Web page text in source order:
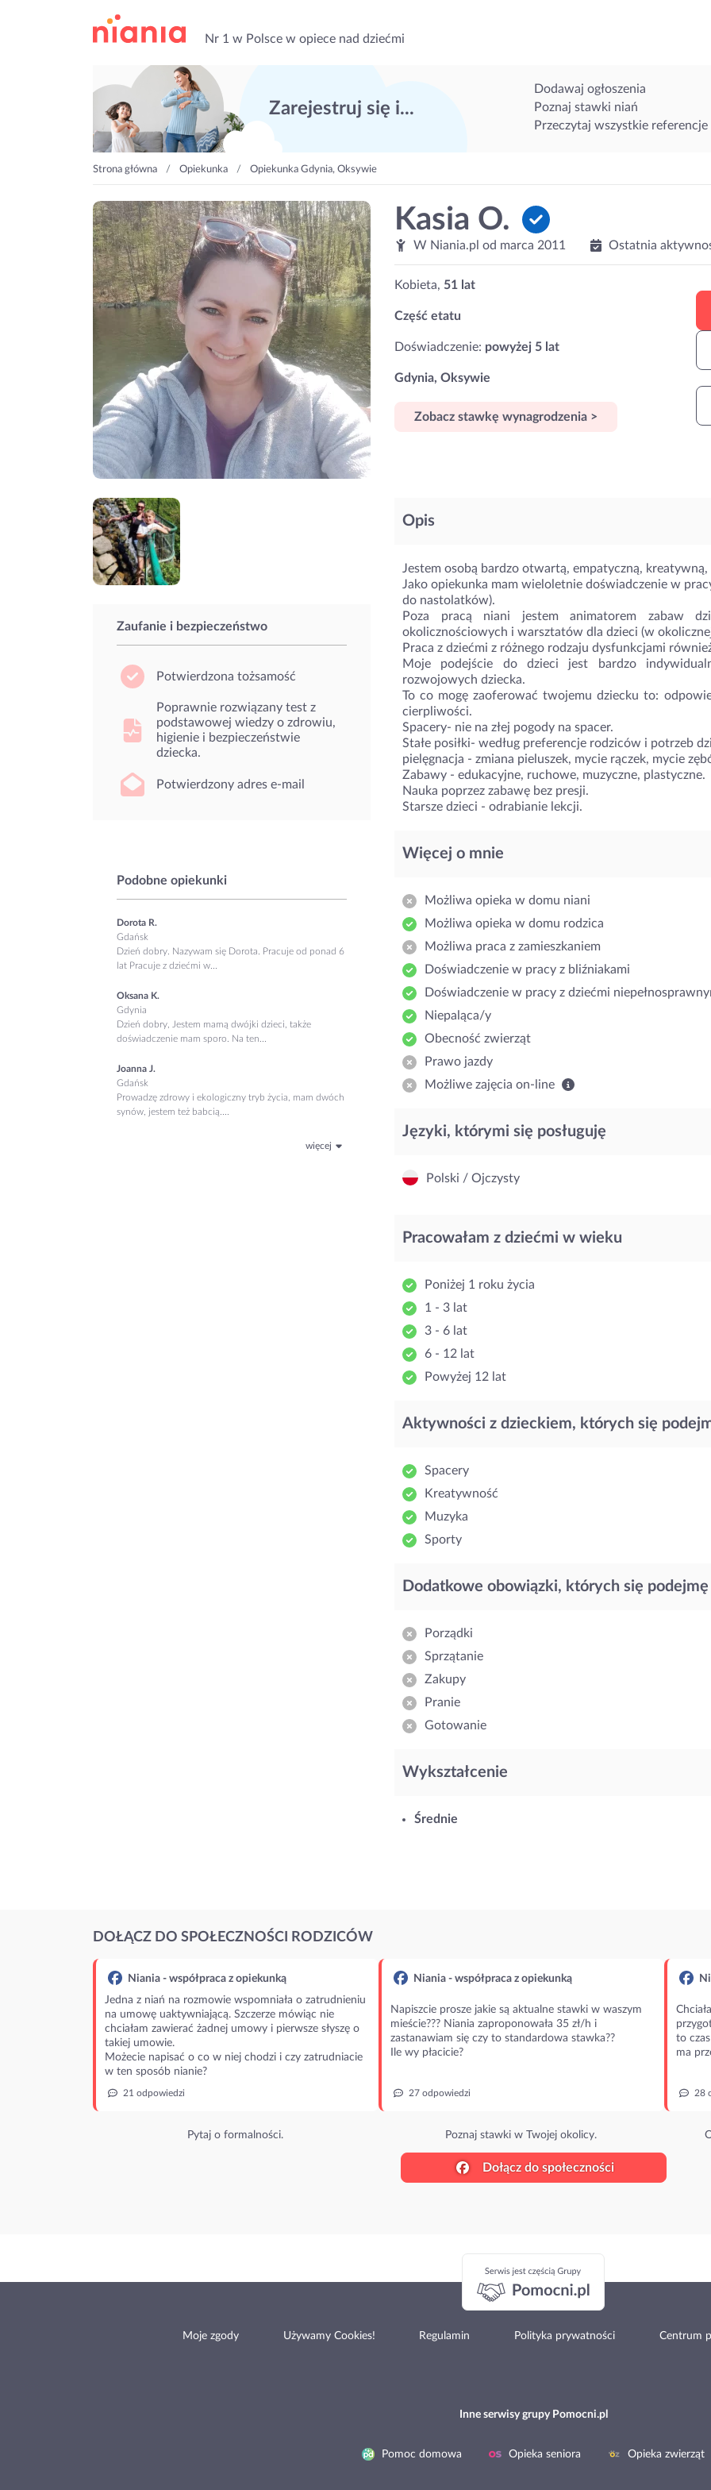
Nr 1 w Polsce w opiece nad dziećmi
Zarejestruj się i...
Dodawaj ogłoszenia
Poznaj stawki niań
Przeczytaj wszystkie referencje
Strona główna Opiekunka Opiekunka Gdynia, Oksywie
Kasia O.
W Niania.pl od marca 2011 Ostatnia
Kobieta, 51 lat
Część etatu
Doświadczenie: powyżej 5 lat
Gdynia, Oksywie
Zobacz stawkę wynagrodzenia >
Zaufanie i bezpieczeństwo
Potwierdzona tożsamość
Poprawnie rozwiązany test z
podstawowej wiedzy o zdrowiu,
higienie i bezpieczeństwie
dziecka.
Potwierdzony adres e-mail
Podobne opiekunki
Dorota R.
Gdańsk
Dzień dobry. Nazywam się Dorota. Pracuje od ponad 6
lat Pracuje z dziećmi w...
Oksana K.
Gdynia
Dzień dobry, Jestem mamą dwójki dzieci, także
doświadczenie mam sporo. Na ten...
Joanna J.
Gdańsk
Prowadzę zdrowy i ekologiczny tryb życia, mam dwóch
synów, jestem też babcią....
więcej
Opis
Jestem osobą bardzo otwartą, empatyczną,
Jako opiekunka mam wieloletnie doświadczenie w
do nastolatków).
Poza pracą niani jestem animatorem zabaw
okolicznościowych i warsztatów dla dzieci (w
Praca z dziećmi z różnego rodzaju dysfunkcjami
Moje podejście do dzieci jest bardzo
rozwojowych dziecka.
To co mogę zaoferować twojemu dziecku to:
cierpliwości.
Spacery- nie na złej pogody na spacer.
Stałe posiłki- według preferencje rodziców i potrzeb
pielęgnacja - zmiana pieluszek, mycie rączek, mycie
Zabawy - edukacyjne, ruchowe, muzyczne, plastyczne.
Nauka poprzez zabawę bez presji.
Starsze dzieci - odrabianie lekcji.
Więcej o mnie
Możliwa opieka w domu niani
Możliwa opieka w domu rodzica
Możliwa praca z zamieszkaniem
Doświadczenie w pracy z bliźniakami
Doświadczenie w pracy z dziećmi
Niepaląca/y
Obecność zwierząt
Prawo jazdy
Możliwe zajęcia on-line
Języki, którymi się posługuję
Polski / Ojczysty
Pracowałam z dziećmi w wieku
Poniżej 1 roku życia
1 - 3 lat
3 - 6 lat
6 - 12 lat
Powyżej 12 lat
Aktywności z dzieckiem, których się
Spacery
Kreatywność
Muzyka
Sporty
Dodatkowe obowiązki, których się podejmę
Porządki
Sprzątanie
Zakupy
Pranie
Gotowanie
Wykształcenie
Średnie
DOŁĄCZ DO SPOŁECZNOŚCI RODZICÓW
Niania - współpraca z opiekunką
Jedna z niań na rozmowie wspomniała o zatrudnieniu
na umowę uaktywniającą. Szczerze mówiąc nie
chciałam zawierać żadnej umowy i pierwsze słyszę o
takiej umowie.
Możecie napisać o co w niej chodzi i czy zatrudniacie
w ten sposób nianie?
21 odpowiedzi
Pytaj o formalności.
Niania - współpraca z opiekunką
Napiszcie prosze jakie są aktualne stawki w waszym
mieście??? Niania zaproponowała 35 zł/h i
zastanawiam się czy to standardowa stawka??
Ile wy płacicie?
27 odpowiedzi
Poznaj stawki w Twojej okolicy.
to
ma
28
Dołącz do społeczności
Moje zgody Używamy Cookies! Regulamin Polityka prywatności Centrum
Inne serwisy grupy Pomocni.pl
Pomoc domowa Opieka seniora Opieka zwierząt